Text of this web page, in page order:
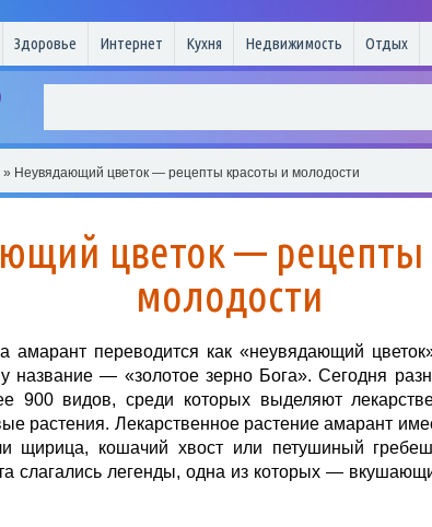
Здоровье Интернет Кухня Недвижимость Отдых
» Неувядающий цветок — рецепты красоты и молодости
цветок — рецепты
молодости
амарант переводится как «неувядающий
название — «золотое зерно Бога». Сегодня
900 видов, среди которых выделяют
растения. Лекарственное растение амарант
щирица, кошачий хвост или петушиный
слагались легенды, одна из которых —